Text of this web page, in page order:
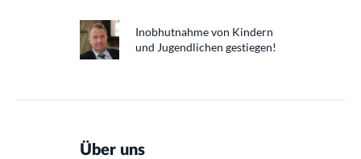
Inobhutnahme von Kindern
und Jugendlichen gestiegen!
Über uns